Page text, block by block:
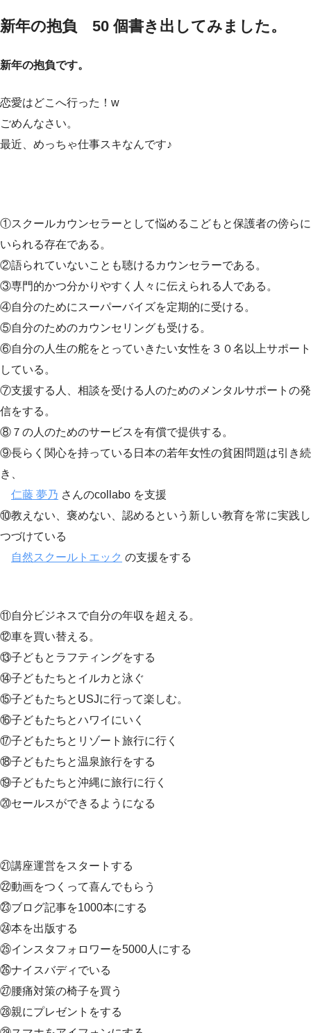
新年の抱負 50 個書き出してみました。
新年の抱負です。
恋愛はどこへ行った！w
ごめんなさい。
最近、めっちゃ仕事スキなんです♪
①スクールカウンセラーとして悩めるこどもと保護者の傍らに
いられる存在である。
②語られていないことも聴けるカウンセラーである。
③専門的かつ分かりやすく人々に伝えられる人である。
④自分のためにスーパーバイズを定期的に受ける。
⑤自分のためのカウンセリングも受ける。
⑥自分の人生の舵をとっていきたい女性を３０名以上サポート
している。
⑦支援する人、相談を受ける人のためのメンタルサポートの発
信をする。
⑧７の人のためのサービスを有償で提供する。
⑨長らく関心を持っている日本の若年女性の貧困問題は引き続
き、
仁藤 夢乃 さんのcollabo を支援
⑩教えない、褒めない、認めるという新しい教育を常に実践し
つづけている
自然スクールトエック の支援をする
⑪自分ビジネスで自分の年収を超える。
⑫車を買い替える。
⑬子どもとラフティングをする
⑭子どもたちとイルカと泳ぐ
⑮子どもたちとUSJに行って楽しむ。
⑯子どもたちとハワイにいく
⑰子どもたちとリゾート旅行に行く
⑱子どもたちと温泉旅行をする
⑲子どもたちと沖縄に旅行に行く
⑳セールスができるようになる
㉑講座運営をスタートする
㉒動画をつくって喜んでもらう
㉓ブログ記事を1000本にする
㉔本を出版する
㉕インスタフォロワーを5000人にする
㉖ナイスバディでいる
㉗腰痛対策の椅子を買う
㉘親にプレゼントをする